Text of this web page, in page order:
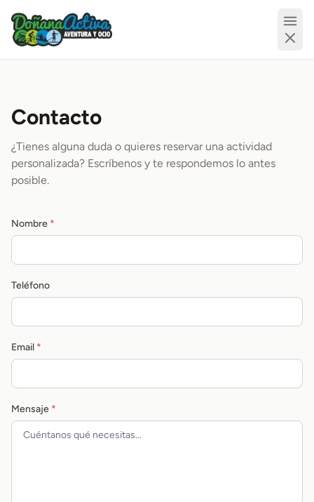
Contacto
¿Tienes alguna duda o quieres reservar una actividad
personalizada? Escríbenos y te respondemos lo antes
posible.
Nombre *
Teléfono
Email *
Mensaje *